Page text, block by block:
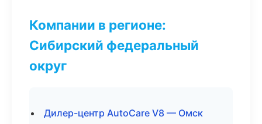
Компании в регионе:
Сибирский федеральный
округ
Дилер-центр AutoCare V8 — Омск